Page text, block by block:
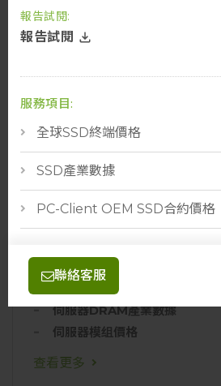
報告試閱:
報告試閱
服務項目:
全球SSD終端價格
SSD產業數據
PC-Client OEM SSD合約價格
聯絡客服
伺服器鑽石產業數據
查看更多
聯絡我們
Server DRAM 套餐
伺服器DRAM產業數據
伺服器模组價格
查看更多